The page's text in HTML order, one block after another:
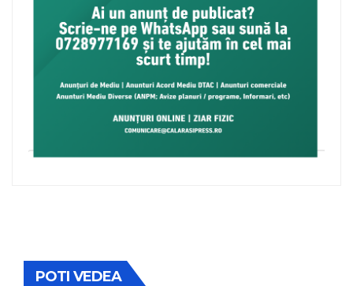
POTI VEDEA